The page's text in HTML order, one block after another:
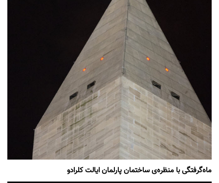
ماه‌گرفتگی با منظره‌ی ساختمان پارلمان ایالت کلرادو